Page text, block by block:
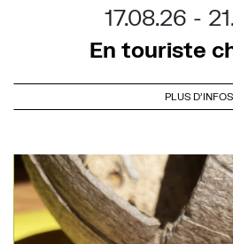
17.08.26
En touriste
PLUS D'INFOS